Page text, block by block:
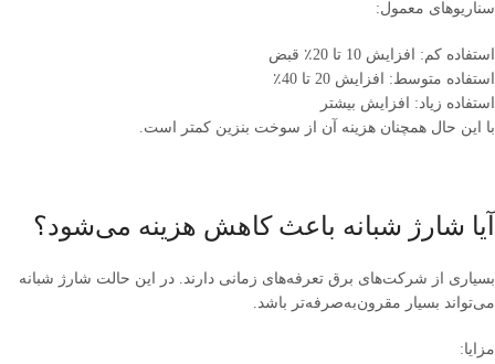
سناریوهای معمول:
استفاده کم: افزایش 10 تا 20٪ قبض
استفاده متوسط: افزایش 20 تا 40٪
استفاده زیاد: افزایش بیشتر
با این حال همچنان هزینه آن از سوخت بنزین کمتر است.
آیا شارژ شبانه باعث کاهش هزینه می‌شود؟
بسیاری از شرکت‌های برق تعرفه‌های زمانی دارند. در این حالت شارژ شبانه
می‌تواند بسیار مقرون‌به‌صرفه‌تر باشد.
مزایا: